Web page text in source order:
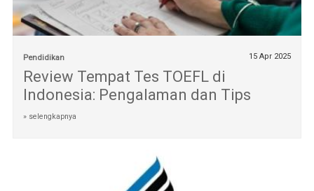
Pendidikan 15 Apr 2025
Review Tempat Tes TOEFL di
Indonesia: Pengalaman dan Tips
» selengkapnya